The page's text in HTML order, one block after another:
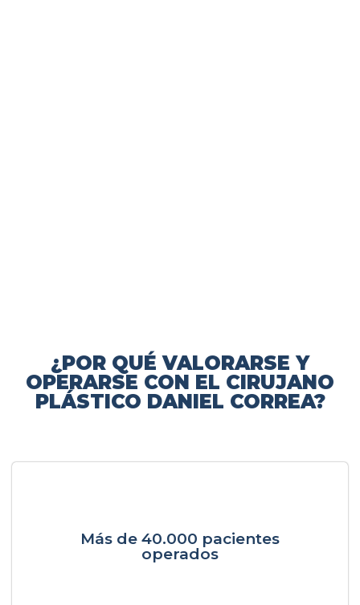
¿POR QUÉ VALORARSE Y
OPERARSE CON EL CIRUJANO
PLÁSTICO DANIEL CORREA?
Más de 40.000 pacientes
operados